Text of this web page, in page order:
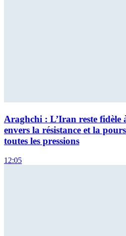
Araghchi : L’Iran reste fidèle
envers la résistance et la
toutes les pressions
12:05